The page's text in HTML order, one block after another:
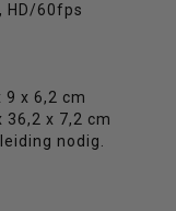
HD/60fps
x 6,2 cm
x 7,2 cm
nodig.